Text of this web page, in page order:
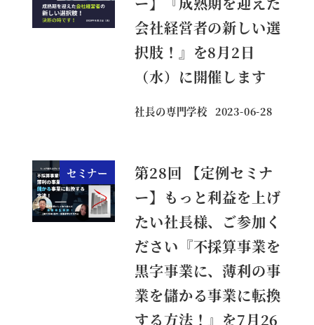
会社経営者の新しい選
択肢！』を8月2日
（水）に開催します
社長の専門学校
投稿日
2023-06-28
セミナー
第28回 【定例セミナ
ー】もっと利益を上げ
たい社長様、ご参加く
ださい『不採算事業を
黒字事業に、薄利の事
業を儲かる事業に転換
する方法！』を7月26